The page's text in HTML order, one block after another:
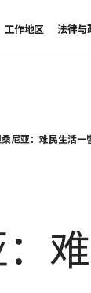
工作地区 法律与
尼亚：难民生活一